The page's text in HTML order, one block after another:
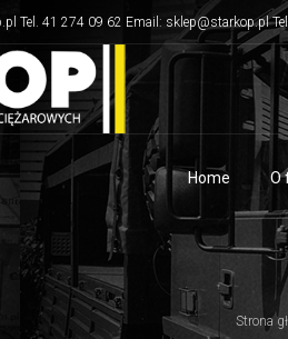
Tel. 41 274 09 62 Email: sklep@starkop.pl
Home O
Strona